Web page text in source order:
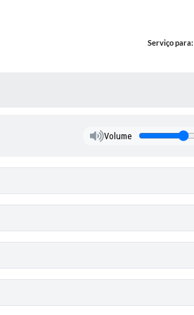
Serviço para:
Volume